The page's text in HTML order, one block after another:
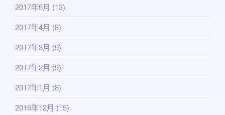
2017年5月 (13)
2017年4月 (8)
2017年3月 (9)
2017年2月 (9)
2017年1月 (8)
2016年12月 (15)